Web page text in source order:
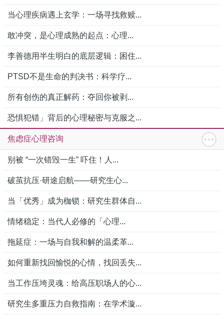
当心理疾病遇上玄学：一场寻找救赎...
敢冲突，是心理成熟的起点：心理...
李善德用半生明白的底层逻辑：困住...
PTSD不是生命的判决书：科学疗...
所有创伤的真正解药：夺回你被剥...
恐惧犯错」背后的心理秘密与克服之...
焦虑症心理咨询
别被 “一次错毁一生” 吓住！人...
破茧抗压·研途启航——研究生心...
当「优秀」成为枷锁：研究生群体自...
情绪稳定：当代人必修的「心理...
拖延症：一场与自我和解的温柔革...
如何重新找回愉悦的心情，找回丢失...
当工作压垮灵魂：给高压职场人的心...
研究生多重压力自救指南：在学术漩...